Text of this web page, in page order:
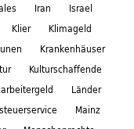
Iran
Israel
Klier
Klimageld
Krankenhäuser
Kulturschaffende
Länder
Mainz